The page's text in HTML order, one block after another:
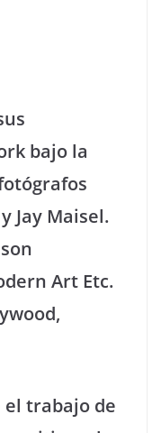
bajo la
Jay Maisel.
Art Etc.
el trabajo de